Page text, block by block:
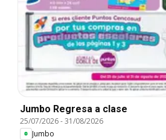
Jumbo Regresa a clase
25/07/2026-31/08/2026
Jumbo